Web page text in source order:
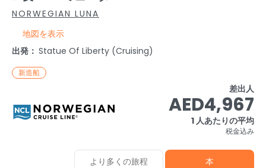
NORWEGIAN LUNA
地図を表示
出発： Statue Of Liberty (cruising)
新造船
差出人
AED4,967
1 人あたりの平均
税金込み
より多くの旅程 本